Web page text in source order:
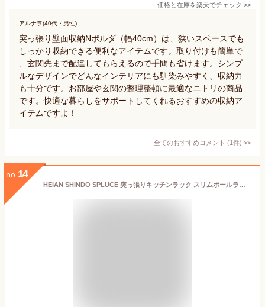
価格と在庫を楽天でチェック >>
アルナヲ(40代・男性)
突っ張り壁面収納Nポルダ（幅40cm）は、狭いスペースでも
しっかり収納できる便利なアイテムです。取り付けも簡単で
、玄関先まで配達してもらえるので手間も省けます。シンプ
ルなデザインでどんなインテリアにも馴染みやすく、収納力
も十分です。お部屋や玄関の整理整頓に最適なニトリの商品
です。快適な暮らしをサポートしてくれるおすすめの収納ア
イテムですよ！
全てのおすすめコメント (1件) >
no. 14
HEIAN SHINDO SPLUCE 突っ張りキッチンラック スリムポールラック メッシュセットM ホワイト 高さ70~105cm 幅39.5cm SPL-4 平安伸銅工業